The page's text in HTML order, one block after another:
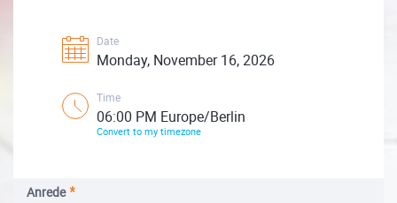
Date
Monday, November 16, 2026
Time
06:00 PM Europe/Berlin
Convert to my timezone
Anrede